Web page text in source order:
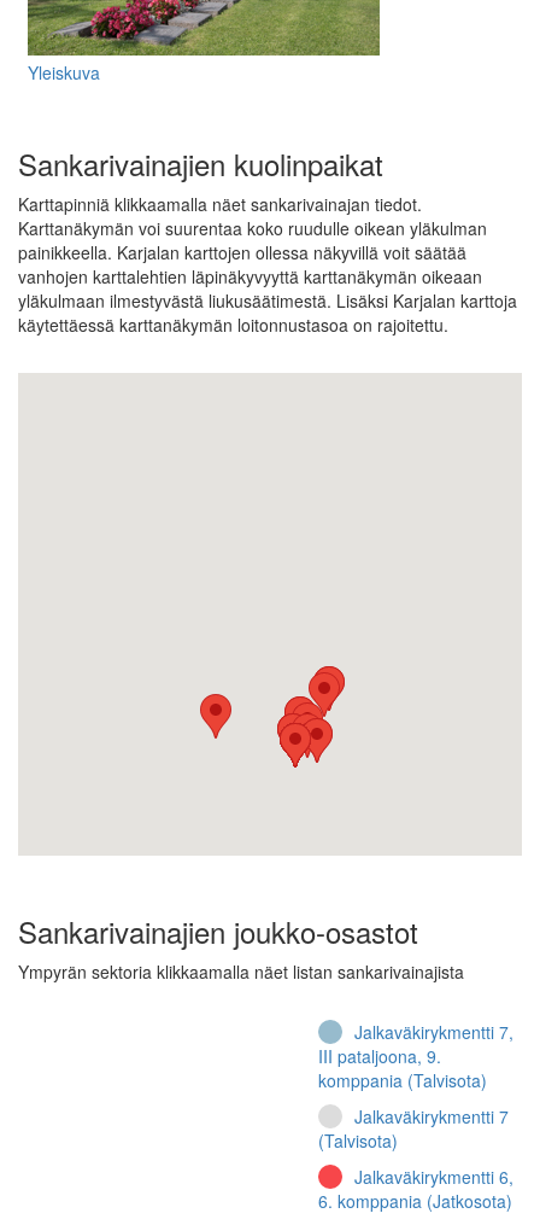
Yleiskuva
Sankarivainajien kuolinpaikat
Karttapinniä klikkaamalla näet sankarivainajan tiedot.
Karttanäkymän voi suurentaa koko ruudulle oikean yläkulman
painikkeella. Karjalan karttojen ollessa näkyvillä voit säätää
vanhojen karttalehtien läpinäkyvyyttä karttanäkymän oikeaan
yläkulmaan ilmestyvästä liukusäätimestä. Lisäksi Karjalan karttoja
käytettäessä karttanäkymän loitonnustasoa on rajoitettu.
Sankarivainajien joukko-osastot
Ympyrän sektoria klikkaamalla näet listan sankarivainajista
Jalkaväkirykmentti 7,
III pataljoona, 9.
komppania (Talvisota)
Jalkaväkirykmentti 7
(Talvisota)
Jalkaväkirykmentti 6,
6. komppania (Jatkosota)